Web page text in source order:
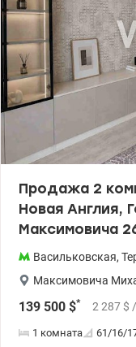
Продажа 2
Новая Англия,
Максимовича
Васильковская,
Максимовича
139 500 $* 2 287 $
1 комната 61/16/